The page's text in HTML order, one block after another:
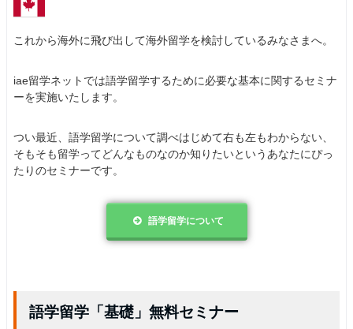
これから海外に飛び出して海外留学を検討しているみなさまへ。
iae留学ネットでは語学留学するために必要な基本に関するセミナ
ーを実施いたします。
つい最近、語学留学について調べはじめて右も左もわからない、
そもそも留学ってどんなものなのか知りたいというあなたにぴっ
たりのセミナーです。
語学留学について
語学留学「基礎」無料セミナー